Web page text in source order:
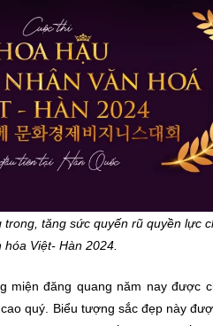
tăng sức quyến rũ quyền lực
hóa Việt- Hàn 2024.
miện đăng quang năm nay được
quý. Biểu tượng sắc đẹp này